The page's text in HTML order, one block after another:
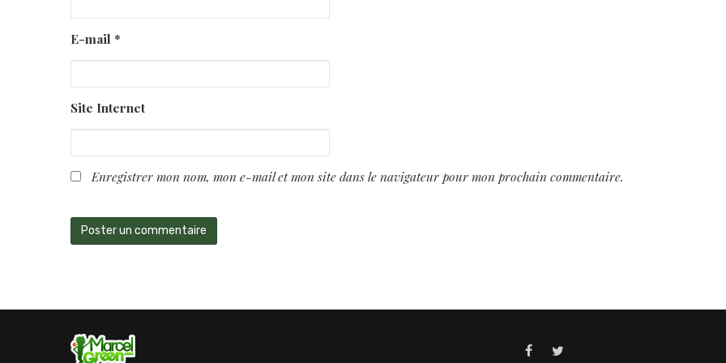
E-mail *
Site Internet
Enregistrer mon nom, mon e-mail et mon site dans le navigateur pour mon prochain commentaire.